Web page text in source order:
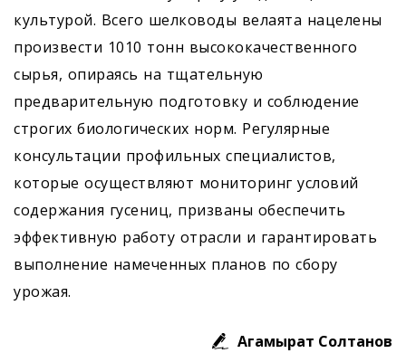
культурой. Всего шелководы велаята нацелены
произвести 1010 тонн высококачественного
сырья, опираясь на тщательную
предварительную подготовку и соблюдение
строгих биологических норм. Регулярные
консультации профильных специалистов,
которые осуществляют мониторинг условий
содержания гусениц, призваны обеспечить
эффективную работу отрасли и гарантировать
выполнение намеченных планов по сбору
урожая.
Агамырат Солтанов